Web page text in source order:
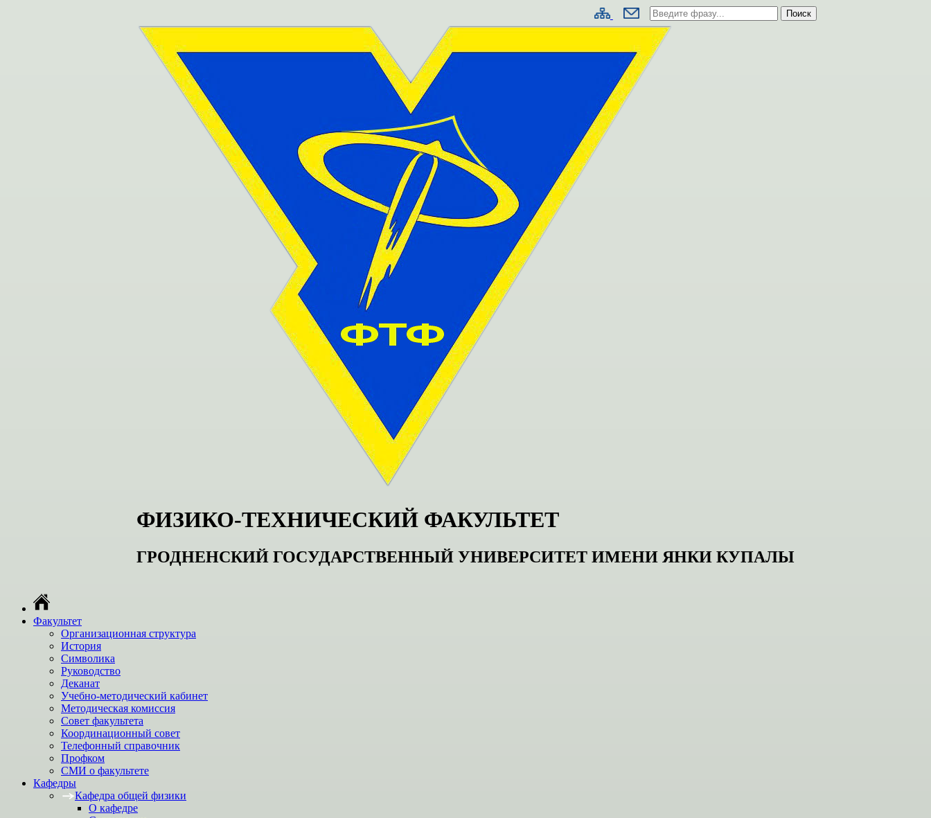
Поиск
ФИЗИКО-ТЕХНИЧЕСКИЙ ФАКУЛЬТЕТ
ГРОДНЕНСКИЙ ГОСУДАРСТВЕННЫЙ УНИВЕРСИТЕТ ИМЕНИ ЯНКИ КУПАЛЫ
Факультет
Организационная структура
История
Символика
Руководство
Деканат
Учебно-методический кабинет
Методическая комиссия
Совет факультета
Координационный совет
Телефонный справочник
Профком
СМИ о факультете
Кафедры
Кафедра общей физики
О кафедре